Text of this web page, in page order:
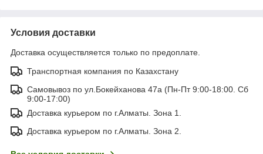
Условия доставки
Доставка осуществляется только по предоплате.
Транспортная компания по Казахстану
Самовывоз по ул.Бокейханова 47а (Пн-Пт 9:00-18:00. Сб
9:00-17:00)
Доставка курьером по г.Алматы. Зона 1.
Доставка курьером по г.Алматы. Зона 2.